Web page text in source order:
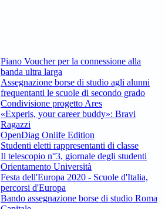
Piano Voucher per la connessione alla
banda ultra larga
Assegnazione borse di studio agli alunni
frequentanti le scuole di secondo grado
Condivisione progetto Ares
«Experis, your career buddy»: Bravi
Ragazzi
OpenDiag Onlife Edition
Studenti eletti rappresentanti di classe
Il telescopio n°3, giornale degli studenti
Orientamento Università
Festa dell'Europa 2020 - Scuole d'Italia,
percorsi d'Europa
Bando assegnazione borse di studio Roma